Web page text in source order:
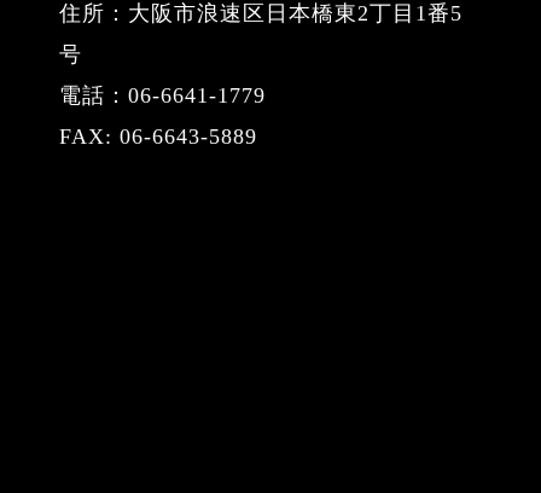
住所：大阪市浪速区日本橋東2丁目1番5
号
電話：06-6641-1779
FAX: 06-6643-5889